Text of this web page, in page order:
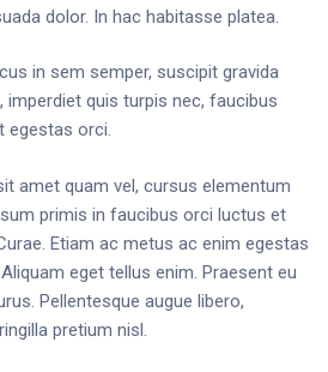
dolor. In hac habitasse platea.
in sem semper, suscipit gravida
imperdiet quis turpis nec, faucibus
egestas orci.
amet quam vel, cursus elementum
primis in faucibus orci luctus et
Etiam ac metus ac enim egestas
eget tellus enim. Praesent eu
Pellentesque augue libero,
pretium nisl.